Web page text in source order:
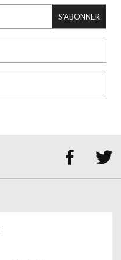
S'ABONNER
 